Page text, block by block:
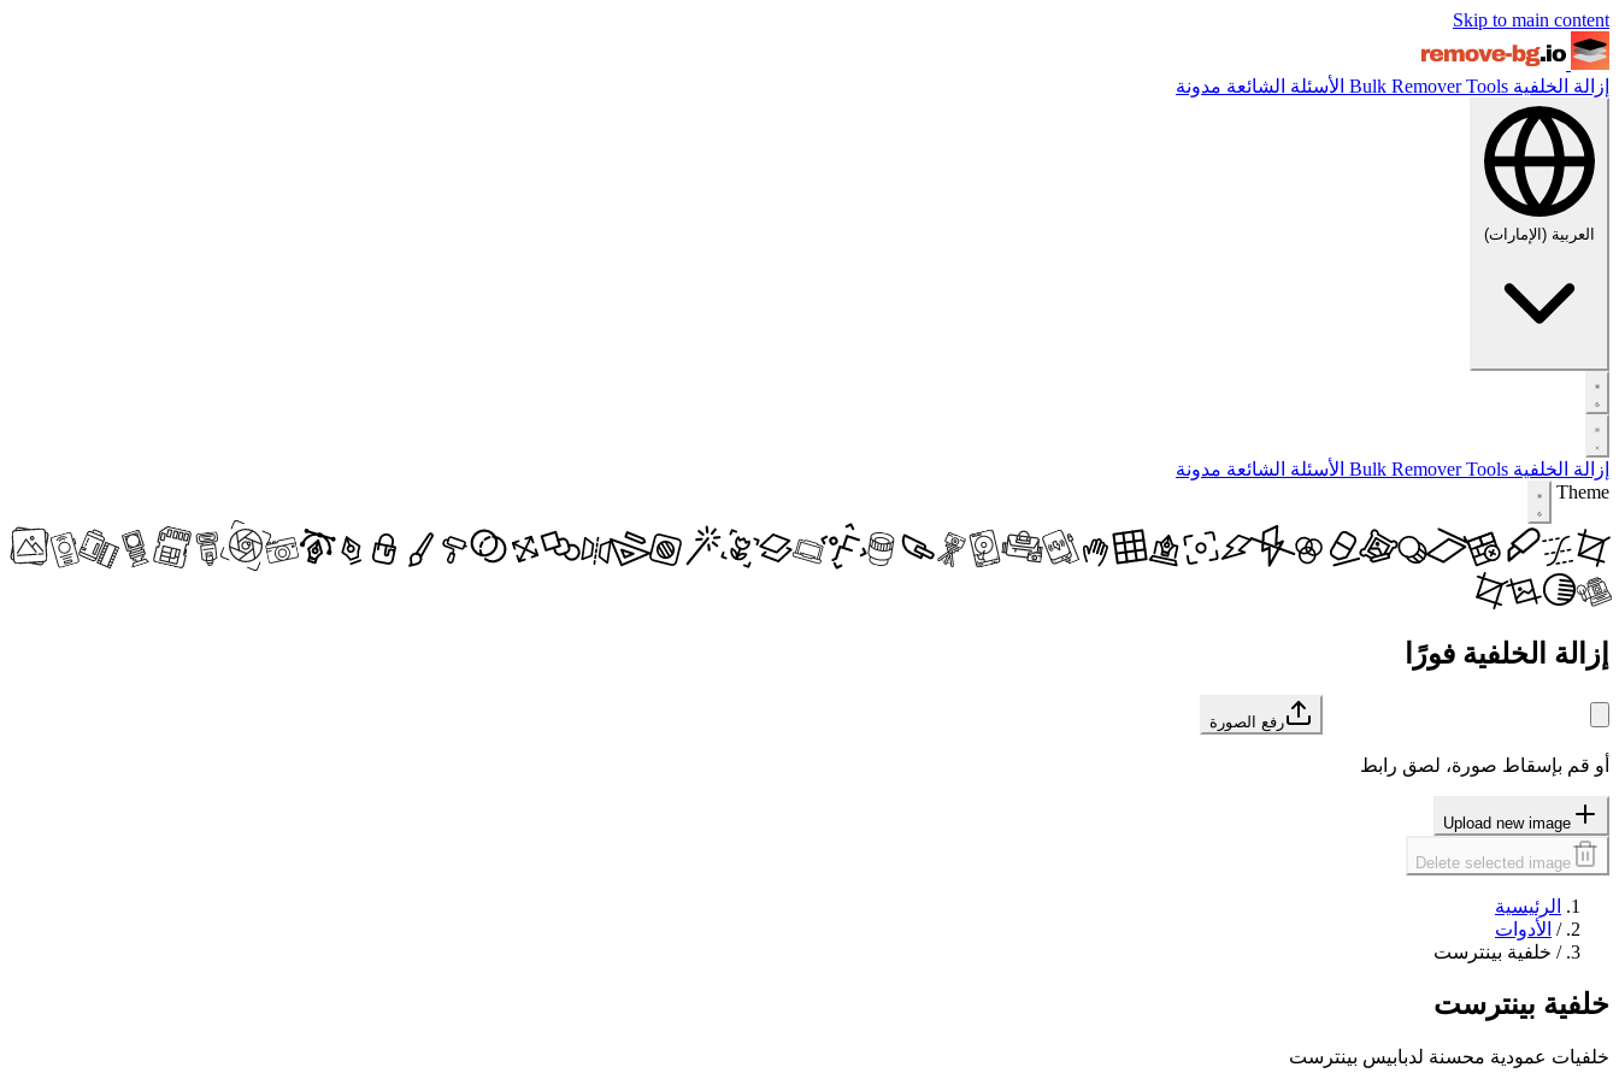
Skip to main content
إزالة الخلفية Bulk RemoverTools الأسئلة الشائعة مدونة
العربية (الإمارات)
إزالة الخلفية Bulk RemoverTools الأسئلة الشائعة مدونة
Theme
إزالة الخلفية فورًا
رفع الصورة
أو قم بإسقاط صورة، لصق رابط
Upload new image
Delete selected image
الرئيسية
/ الأدوات
/ خلفية بينترست
خلفية بينترست
خلفيات عمودية محسنة لدبابيس بينترست